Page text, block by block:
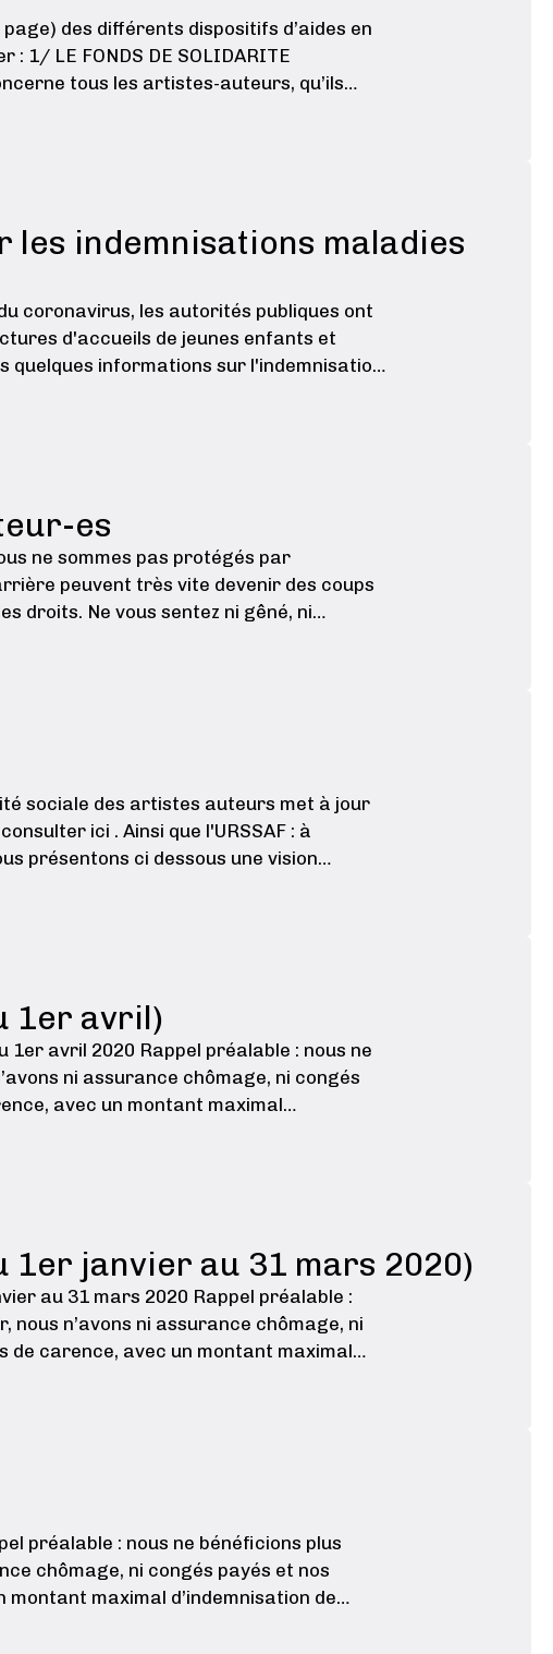
des différents dispositifs d’aides en
1/ LE FONDS DE SOLIDARITE
tous les artistes-auteurs, qu’ils
les indemnisations maladies
coronavirus, les autorités publiques ont
d'accueils de jeunes enfants et
quelques informations sur l'indemnisation
es
ne sommes pas protégés par
peuvent très vite devenir des coups
droits. Ne vous sentez ni gêné, ni
sociale des artistes auteurs met à jour
ici . Ainsi que l'URSSAF : à
présentons ci dessous une vision
1er avril)
avril 2020 Rappel préalable : nous ne
ni assurance chômage, ni congés
avec un montant maximal
1er janvier au 31 mars 2020)
au 31 mars 2020 Rappel préalable :
n’avons ni assurance chômage, ni
de carence, avec un montant maximal
préalable : nous ne bénéficions plus
chômage, ni congés payés et nos
maximal d’indemnisation de